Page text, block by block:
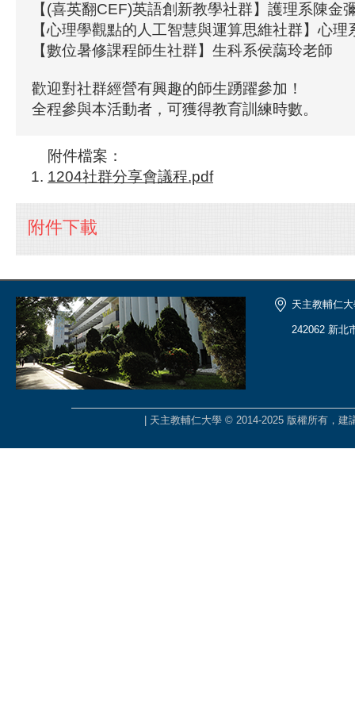
【(喜英翻CEF)英語創新教學社群】護理系陳金
【心理學觀點的人工智慧與運算思維社群】心理
【數位暑修課程師生社群】生科系侯藹玲老師
歡迎對社群經營有興趣的師生踴躍參加！
全程參與本活動者，可獲得教育訓練時數。
附件檔案：
1204社群分享會議程.pdf
附件下載
天主教輔仁
242062 新北
| 天主教輔仁大學 © 2014-2025 版權所有，